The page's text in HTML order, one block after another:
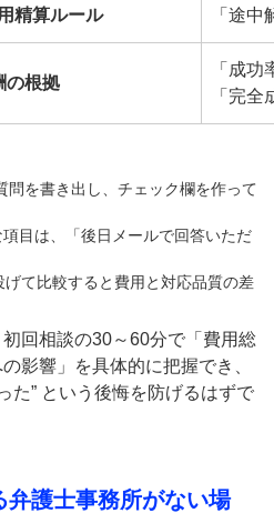
精算ルール 「途
の根拠
「成
「完
問を書き出し、チェック欄を作って
目は、「後日メールで回答いただ
て比較すると費用と対応品質の差
回相談の30～60分で「費用総
影響」を具体的に把握でき、
た” という後悔を防げるはずで
弁護士事務所がない場